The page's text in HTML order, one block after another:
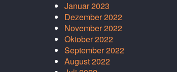
Januar 2023
Dezember 2022
November 2022
Oktober 2022
September 2022
August 2022